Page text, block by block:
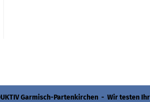
Garmisch-Partenkirchen - Wir testen